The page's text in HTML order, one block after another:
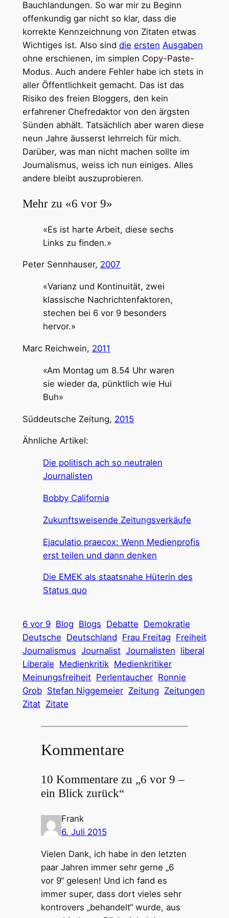
Bauchlandungen. So war mir zu Beginn
offenkundig gar nicht so klar, dass die
korrekte Kennzeichnung von Zitaten etwas
Wichtiges ist. Also sind die ersten Ausgaben
ohne erschienen, im simplen Copy-Paste-
Modus. Auch andere Fehler habe ich stets in
aller Öffentlichkeit gemacht. Das ist das
Risiko des freien Bloggers, den kein
erfahrener Chefredaktor von den ärgsten
Sünden abhält. Tatsächlich aber waren diese
neun Jahre äusserst lehrreich für mich.
Darüber, was man nicht machen sollte im
Journalismus, weiss ich nun einiges. Alles
andere bleibt auszuprobieren.
Mehr zu «6 vor 9»
«Es ist harte Arbeit, diese sechs
Links zu finden.»
Peter Sennhauser, 2007
«Varianz und Kontinuität, zwei
klassische Nachrichtenfaktoren,
stechen bei 6 vor 9 besonders
hervor.»
Marc Reichwein, 2011
«Am Montag um 8.54 Uhr waren
sie wieder da, pünktlich wie Hui
Buh»
Süddeutsche Zeitung, 2015
Ähnliche Artikel:
Die politisch ach so neutralen
Journalisten
Bobby California
Zukunftsweisende Zeitungsverkäufe
Ejaculatio praecox: Wenn Medienprofis
erst teilen und dann denken
Die EMEK als staatsnahe Hüterin des
Status quo
6 vor 9 Blog Blogs Debatte Demokratie
Deutsche Deutschland Frau Freitag Freiheit
Journalismus Journalist Journalisten liberal
Liberale Medienkritik Medienkritiker
Meinungsfreiheit Perlentaucher Ronnie
Grob Stefan Niggemeier Zeitung Zeitungen
Zitat Zitate
Kommentare
10 Kommentare zu „6 vor 9 –
ein Blick zurück“
Frank
6. Juli 2015
Vielen Dank, ich habe in den letzten
paar Jahren immer sehr gerne „6
vor 9“ gelesen! Und ich fand es
immer super, dass dort vieles sehr
kontrovers „behandelt“ wurde, aus